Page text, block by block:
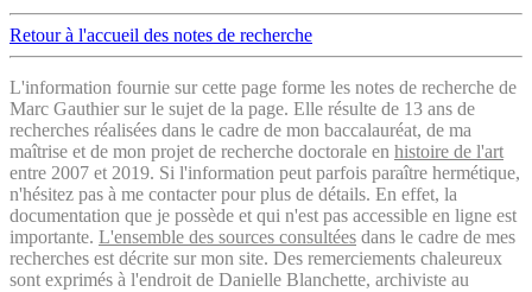
Retour à l'accueil des notes de recherche
L'information fournie sur cette page forme les notes de recherche de
Marc Gauthier sur le sujet de la page. Elle résulte de 13 ans de
recherches réalisées dans le cadre de mon baccalauréat, de ma
maîtrise et de mon projet de recherche doctorale en histoire de l'art
entre 2007 et 2019. Si l'information peut parfois paraître hermétique,
n'hésitez pas à me contacter pour plus de détails. En effet, la
documentation que je possède et qui n'est pas accessible en ligne est
importante. L'ensemble des sources consultées dans le cadre de mes
recherches est décrite sur mon site. Des remerciements chaleureux
sont exprimés à l'endroit de Danielle Blanchette, archiviste au